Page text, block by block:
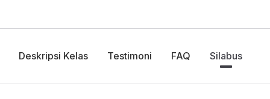
Deskripsi Kelas Testimoni FAQ Silabus